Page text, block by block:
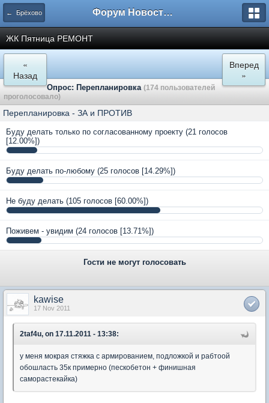
← Брёхово Форум Новостройки
ЖК Пятница РЕМОНТ
«
Назад
Вперед
»
Опрос: Перепланировка (174 пользователей
проголосовало)
Перепланировка - ЗА и ПРОТИВ
Буду делать только по согласованному проекту (21 голосов
[12.00%])
Буду делать по-любому (25 голосов [14.29%])
Не буду делать (105 голосов [60.00%])
Поживем - увидим (24 голосов [13.71%])
Гости не могут голосовать
kawise
17 Nov 2011
2taf4u, on 17.11.2011 - 13:38:
у меня мокрая стяжка с армированием, подложкой и рабтоой
обошласть 35к примерно (пескобетон + финишная
саморастекайка)